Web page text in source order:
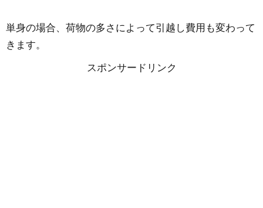
単身の場合、荷物の多さによって引越し費用も変わって
きます。
スポンサードリンク